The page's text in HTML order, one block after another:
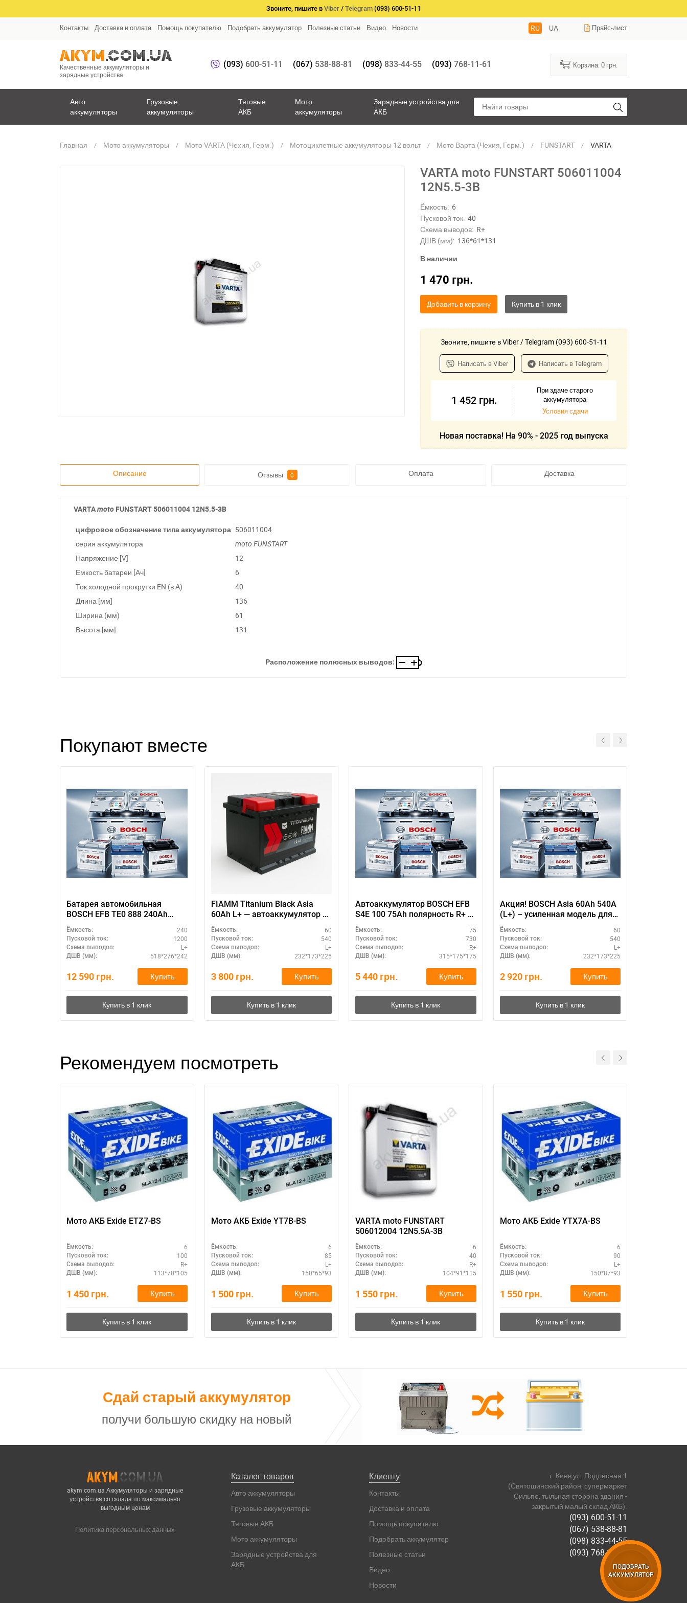
Звоните, пишите в Viber / Telegram (093) 600-51-11
Контакты Доставка и оплата Помощь покупателю Подобрать аккумулятор Полезные статьи Видео Новости RU UA Прайс-лист
Качественные аккумуляторы и
зарядные устройства
(093) 600-51-11 (067) 538-88-81 (098) 833-44-55 (093) 768-11-61 Корзина:0 грн.
Авто
аккумуляторы
Грузовые
аккумуляторы
Тяговые
АКБ
Мото
аккумуляторы
Зарядные устройства для
АКБ
Главная Мото аккумуляторы Мото VARTA (Чехия, Герм.) Мотоциклетные аккумуляторы 12 вольт Мото Варта (Чехия, Герм.) FUNSTART
VARTA
506011004
VARTA moto FUNSTART 506011004
12N5.5-3B
Ёмкость: 6
Пусковой ток: 40
Схема выводов: R+
ДШВ (мм): 136*61*131
В наличии
1 470 грн.
Добавить в корзину
Звоните, пишите в Viber / Telegram (093) 600-51-11
Написать в Viber Написать в Telegram
1 452 грн.
При здаче старого
аккумулятора
Условия сдачи
Новая поставка! На 90% - 2025 год выпуска
Описание Отзывы 0 Оплата Доставка
VARTAmoto FUNSTART506011004 12N5.5-3B
цифровое обозначение типа аккумулятора 506011004
серия аккумулятора
moto FUNSTART
Напряжение [V]
12
Емкость батареи [Ач]
6
Ток холодной прокрутки EN (в А)
40
Длина [мм]
136
Ширина (мм)
61
Высота [мм]
131
Расположение полюсных выводов:
Покупают вместе
Батарея автомобильная
BOSCH EFB TE0 888 240Ah
полярность L+ – для тяжелой
техники
Ёмкость: 240
Пусковой ток: 1200
Схема выводов: L+
ДШВ (мм): 518*276*242
12 590 грн. Купить
FIAMM Titanium Black Asia
60Ah L+ — автоаккумулятор с
гарантией
Ёмкость: 60
Пусковой ток: 540
Схема выводов: L+
ДШВ (мм): 232*173*225
3 800 грн. Купить
Автоаккумулятор BOSCH EFB
S4E 100 75Ah полярность R+ –
для городского режима
Ёмкость: 75
Пусковой ток: 730
Схема выводов: R+
ДШВ (мм): 315*175*175
5 440 грн. Купить
Акция! BOSCH Asia 60Ah 540A
(L+) – усиленная модель для
SUV
Ёмкость: 60
Пусковой ток: 540
Схема выводов: L+
ДШВ (мм): 232*173*225
2 920 грн. Купить
Рекомендуем посмотреть
Мото АКБ Exide ETZ7-BS
Ёмкость: 6
Пусковой ток: 100
Схема выводов: R+
ДШВ (мм): 113*70*105
1 450 грн. Купить
Мото АКБ Exide YT7B-BS
Ёмкость: 6
Пусковой ток: 85
Схема выводов: L+
ДШВ (мм): 150*65*93
1 500 грн. Купить
VARTA moto FUNSTART
506012004 12N5.5A-3B
Ёмкость: 6
Пусковой ток: 40
Схема выводов: R+
ДШВ (мм): 104*91*115
1 550 грн. Купить
Мото АКБ Exide YTX7A-BS
Ёмкость: 6
Пусковой ток: 90
Схема выводов: L+
ДШВ (мм): 150*87*93
1 550 грн. Купить
Сдай старый аккумулятор
получи большую скидку на новый
akym.com.ua Аккумуляторы и зарядные
устройства со склада по максимально
выгодным ценам
Политика персональных данных
Каталог товаров
Авто аккумуляторы
Грузовые аккумуляторы
Тяговые АКБ
Мото аккумуляторы
Зарядные устройства для
АКБ
Клиенту
Контакты
Доставка и оплата
Помощь покупателю
Подобрать аккумулятор
Полезные статьи
Видео
Новости
г. Киев ул. Подлесная 1
(Святошинский район, супермаркет
Сильпо, тыльная сторона здания -
закрытый малый склад АКБ).
(093) 600-51-11
(067) 538-88-81
(098) 833-44-55
(093) 768-11-61
ПОДОБРАТЬ
АККУМУЛЯТОР
При отсутствии связи - пишите, звоните в Viber / Telegram (093) 600-51-11
Написать в Viber Написать в Telegram